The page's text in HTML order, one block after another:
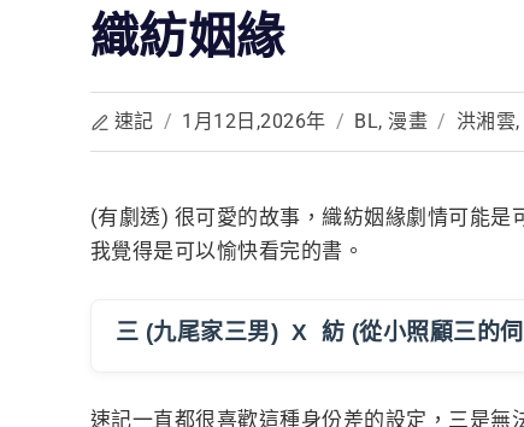
織紡姻緣
速記 / 1月12日,2026年 / BL, 漫畫 / 洪湘雲,
(有劇透) 很可愛的故事，織紡姻緣劇情可能是
我覺得是可以愉快看完的書。
三 (九尾家三男) X 紡 (從小照顧三的
速記一直都很喜歡這種身份差的設定，三是